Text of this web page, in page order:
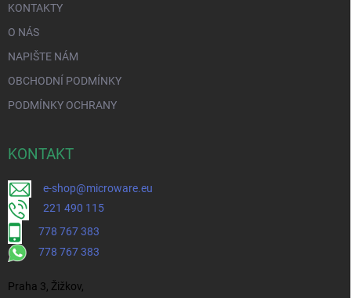
KONTAKTY
O NÁS
NAPIŠTE NÁM
OBCHODNÍ PODMÍNKY
PODMÍNKY OCHRANY
KONTAKT
e-shop@microware.eu
221 490 115
778 767 383
778 767 383
Praha 3, Žižkov,